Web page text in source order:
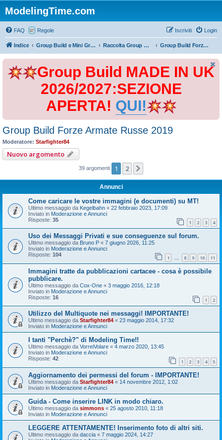
ModelingTime.com
FAQ Regole Login
Iscriviti
Indice Group Build e Mini Group Build Raccolta Group Build Group Build Forze Armate Russe 2019
Group Build MADE IN UK
2026/2027:SEZIONE
APERTA! QUI!
Group Build Forze Armate Russe 2019
Moderatore: Starfighter84
Nuovo argomento
39 argomenti 1 2
Annunci
Come caricare le vostre immagini (e documenti) su MT!
Ultimo messaggio da Kegelbahn « 22 febbraio 2023, 17:09
Inviato in Moderazione e Annunci
Risposte: 35 1 2 3 4
Uso dei Messaggi Privati e sue conseguenze sul forum.
Ultimo messaggio da Bruno P « 7 giugno 2026, 11:25
Inviato in Moderazione e Annunci
Risposte: 104 1 … 8 9 10 11
Immagini tratte da pubblicazioni cartacee - cosa è possibile
pubblicare.
Ultimo messaggio da Cox-One « 3 maggio 2016, 12:18
Inviato in Moderazione e Annunci
Risposte: 16 1 2
Utilizzo del Multiquote nei messaggi! IMPORTANTE!
Ultimo messaggio da Starfighter84 « 23 maggio 2014, 17:32
Inviato in Moderazione e Annunci
I tanti "Perchè?" di Modeling Time!!
Ultimo messaggio da VorreiVolare « 4 marzo 2020, 13:45
Inviato in Moderazione e Annunci
Risposte: 42 1 2 3 4 5
Aggiornamento dei permessi del forum - IMPORTANTE!
Ultimo messaggio da Starfighter84 « 14 novembre 2012, 1:02
Inviato in Moderazione e Annunci
Guida - Come inserire LINK in modo chiaro.
Ultimo messaggio da simmons « 25 agosto 2010, 11:18
Inviato in Moderazione e Annunci
LEGGERE ATTENTAMENTE! Inserimento foto di altri siti.
Ultimo messaggio da daccia « 7 maggio 2024, 14:27